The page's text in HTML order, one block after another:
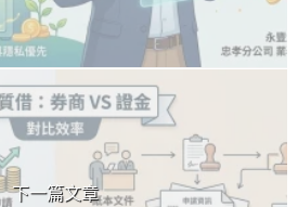
下一篇文章